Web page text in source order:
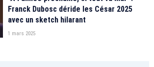
Franck Dubosc déride les César 2025
avec un sketch hilarant
1 mars 2025